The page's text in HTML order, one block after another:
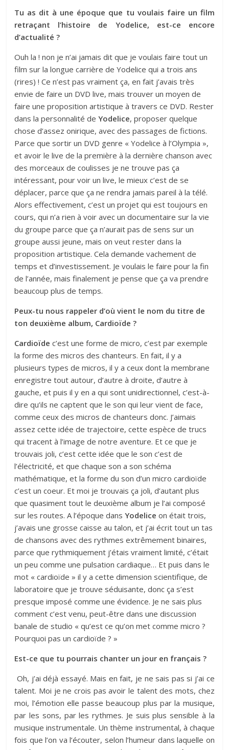
Tu as dit à une époque que tu voulais faire un film
retraçant l’histoire de Yodelice, est-ce encore
d’actualité ?
Ouh la ! non je n’ai jamais dit que je voulais faire tout un
film sur la longue carrière de Yodelice qui a trois ans
(rires) ! Ce n’est pas vraiment ça, en fait j’avais très
envie de faire un DVD live, mais trouver un moyen de
faire une proposition artistique à travers ce DVD. Rester
dans la personnalité deYodelice, proposer quelque
chose d’assez onirique, avec des passages de fictions.
Parce que sortir un DVD genre « Yodelice à l’Olympia »,
et avoir le live de la première à la dernière chanson avec
des morceaux de coulisses je ne trouve pas ça
intéressant, pour voir un live, le mieux c’est de se
déplacer, parce que ça ne rendra jamais pareil à la télé.
Alors effectivement, c’est un projet qui est toujours en
cours, qui n’a rien à voir avec un documentaire sur la vie
du groupe parce que ça n’aurait pas de sens sur un
groupe aussi jeune, mais on veut rester dans la
proposition artistique. Cela demande vachement de
temps et d’investissement. Je voulais le faire pour la fin
de l’année, mais finalement je pense que ça va prendre
beaucoup plus de temps.
Peux-tu nous rappeler d’où vient le nom du titre de
ton deuxième album, Cardioïde ?
Cardioïde c’est une forme de micro, c’est par exemple
la forme des micros des chanteurs. En fait, il y a
plusieurs types de micros, il y a ceux dont la membrane
enregistre tout autour, d’autre à droite, d’autre à
gauche, et puis il y en a qui sont unidirectionnel, c’est-à-
dire qu’ils ne captent que le son qui leur vient de face,
comme ceux des micros de chanteurs donc. J’aimais
assez cette idée de trajectoire, cette espèce de trucs
qui tracent à l’image de notre aventure. Et ce que je
trouvais joli, c’est cette idée que le son c’est de
l’électricité, et que chaque son a son schéma
mathématique, et la forme du son d’un micro cardioïde
c’est un coeur. Et moi je trouvais ça joli, d’autant plus
que quasiment tout le deuxième album je l’ai composé
sur les routes. A l’époque dansYodelice on était trois,
j’avais une grosse caisse au talon, et j’ai écrit tout un tas
de chansons avec des rythmes extrêmement binaires,
parce que rythmiquement j’étais vraiment limité, c’était
un peu comme une pulsation cardiaque… Et puis dans le
mot « cardioïde » il y a cette dimension scientifique, de
laboratoire que je trouve séduisante, donc ça s’est
presque imposé comme une évidence. Je ne sais plus
comment c’est venu, peut-être dans une discussion
banale de studio « qu’est ce qu’on met comme micro ?
Pourquoi pas un cardioïde ? »
Est-ce que tu pourrais chanter un jour en français ?
Oh, j’ai déjà essayé. Mais en fait, je ne sais pas si j’ai ce
talent. Moi je ne crois pas avoir le talent des mots, chez
moi, l’émotion elle passe beaucoup plus par la musique,
par les sons, par les rythmes. Je suis plus sensible à la
musique instrumentale. Un thème instrumental, à chaque
fois que l’on va l’écouter, selon l’humeur dans laquelle on